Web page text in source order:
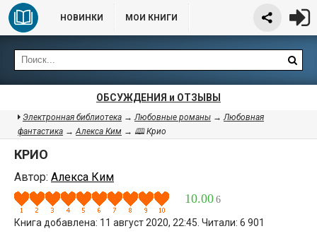
НОВИНКИ МОИ КНИГИ
ОБСУЖДЕНИЯ и ОТЗЫВЫ
Электронная библиотека →Любовные романы →Любовная
фантастика →Алекса Ким → 🕮 Крио
КРИО
Автор: Алекса Ким
10.00 6
Книга добавлена: 11 август 2020, 22:45. Читали: 6 901